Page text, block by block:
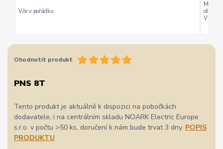
Vče v pořádku.
Můžu
Vřele
Ohodnotit produkt
PNS 8T
Tento produkt je aktuálně k dispozici na pobočkách
dodavatele, i na centrálním skladu NOARK Electric Europe
s.r.o. v počtu >50 ks, doručení k nám bude trvat 3 dny. POPIS
PRODUKTU